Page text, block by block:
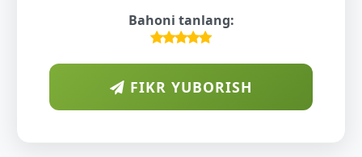
Bahoni tanlang:
FIKR YUBORISH